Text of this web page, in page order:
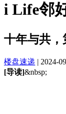
i Life邻
十年与共
楼盘速递 | 2024-
[导读]&nbsp;